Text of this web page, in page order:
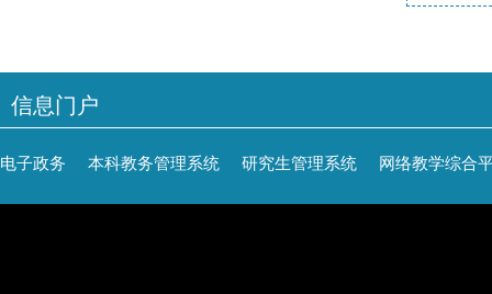
信息门户
电子政务 本科教务管理系统 研究生管理系统 网络教学综合